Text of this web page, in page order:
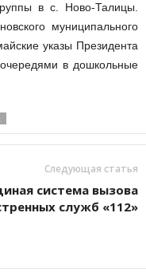
в с. Ново-Талицы.
муниципального
указы Президента
в дошкольные
Следующая статья
система вызова
служб «112»